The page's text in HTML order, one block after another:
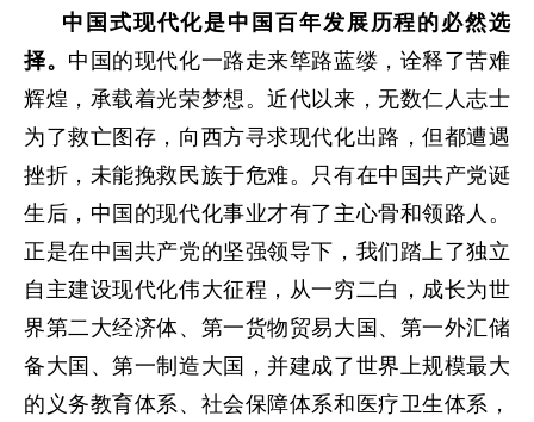
中国式现代化是中国百年发展历程的必然选
择。 中国的现代化一路走来筚路蓝缕，诠释了苦难
辉煌，承载着光荣梦想。近代以来，无数仁人志士
为了救亡图存，向西方寻求现代化出路，但都遭遇
挫折，未能挽救民族于危难。只有在中国共产党诞
生后，中国的现代化事业才有了主心骨和领路人。
正是在中国共产党的坚强领导下，我们踏上了独立
自主建设现代化伟大征程，从一穷二白，成长为世
界第二大经济体、第一货物贸易大国、第一外汇储
备大国、第一制造大国，并建成了世界上规模最大
的义务教育体系、社会保障体系和医疗卫生体系，